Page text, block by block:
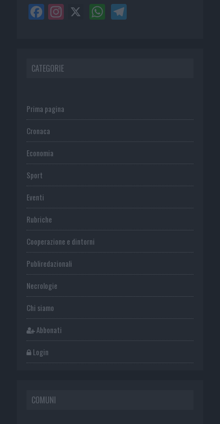
CATEGORIE
Prima pagina
Cronaca
Economia
Sport
Eventi
Rubriche
Cooperazione e dintorni
Publiredazionali
Necrologie
Chi siamo
Abbonati
Login
COMUNI